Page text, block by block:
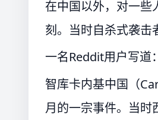
在中国以外，对一些
刻。当时自杀式袭击
一名Reddit用户写道
智库卡内基中国（
月的一宗事件。当